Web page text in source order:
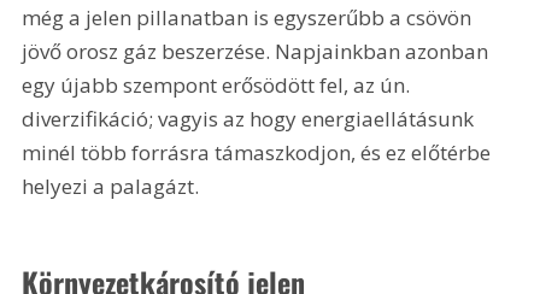
még a jelen pillanatban is egyszerűbb a csövön
jövő orosz gáz beszerzése. Napjainkban azonban
egy újabb szempont erősödött fel, az ún.
diverzifikáció; vagyis az hogy energiaellátásunk
minél több forrásra támaszkodjon, és ez előtérbe
helyezi a palagázt.
Környezetkárosító jelen